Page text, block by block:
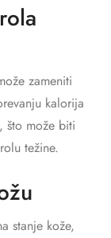
zameniti
kalorija
što može biti
težine.
stanje kože,